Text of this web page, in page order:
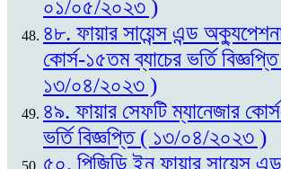
০১/০৫/২০২৩ )
৪৮. ফায়ার সায়েন্স এন্ড
কোর্স-১৫তম ব্যাচের ভর্তি
১৩/০৪/২০২৩ )
৪৯. ফায়ার সেফটি ম্যানেজার
ভর্তি বিজ্ঞপ্তি ( ১৩/০৪/২০২৩ )
৫০. পিজিডি ইন ফায়ার সায়েন্স